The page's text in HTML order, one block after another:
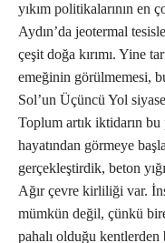
yıkım politikalarının en
Aydın’da jeotermal
çeşit doğa kırımı. Yine
emeğinin görülmemesi,
Sol’un Üçüncü Yol
Toplum artık iktidarın
hayatından görmeye
gerçekleştirdik, beton
Ağır çevre kirliliği var.
mümkün değil, çünkü
pahalı olduğu